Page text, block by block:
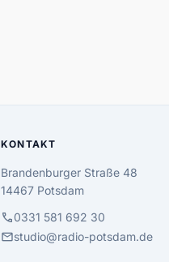
KONTAKT
Brandenburger Straße 48
14467 Potsdam
call0331 581 692 30
mailstudio@radio-potsdam.de